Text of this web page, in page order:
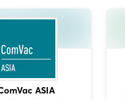
ASIA